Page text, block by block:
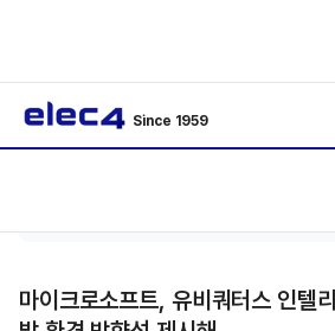
Since 1959
마이크로소프트, 유비쿼터스 인텔